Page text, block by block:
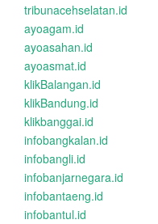
tribunacehselatan.id
ayoagam.id
ayoasahan.id
ayoasmat.id
klikBalangan.id
klikBandung.id
klikbanggai.id
infobangkalan.id
infobangli.id
infobanjarnegara.id
infobantaeng.id
infobantul.id